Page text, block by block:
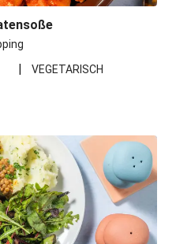
| VEGETARISCH